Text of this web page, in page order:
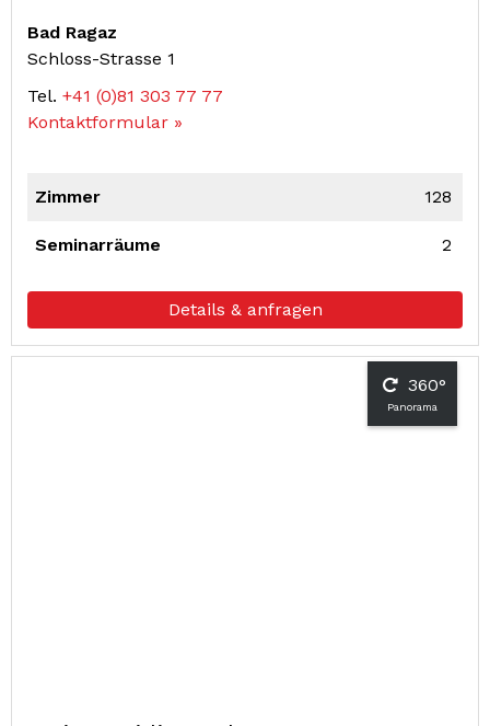
Bad Ragaz
Schloss-Strasse 1
Tel. +41 (0)81 303 77 77
Kontaktformular »
Zimmer 128
Seminarräume 2
Details & anfragen
360°
Panorama